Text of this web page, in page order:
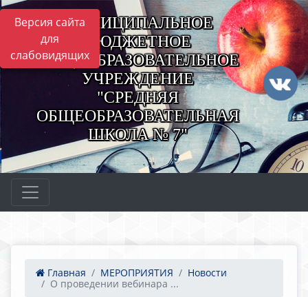
Версия сайта
для
слабовидящих
МУНИЦИПАЛЬНОЕ
БЮДЖЕТНОЕ
ОБЩЕОБРАЗОВАТЕЛЬНОЕ
УЧРЕЖДЕНИЕ
"СРЕДНЯЯ
ОБЩЕОБРАЗОВАТЕЛЬНАЯ
ШКОЛА № 7"
Главная МЕРОПРИЯТИЯ
Новости
О проведении вебинара ...